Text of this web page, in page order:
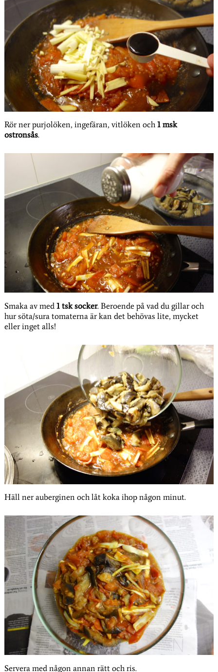
Rör ner purjolöken, ingefäran, vitlöken och1 msk
ostronsås.
Smaka av med1 tsk socker. Beroende på vad du gillar och
hur söta/sura tomaterna är kan det behövas lite, mycket
eller inget alls!
Häll ner auberginen och låt koka ihop någon minut.
Servera med någon annan rätt och ris.